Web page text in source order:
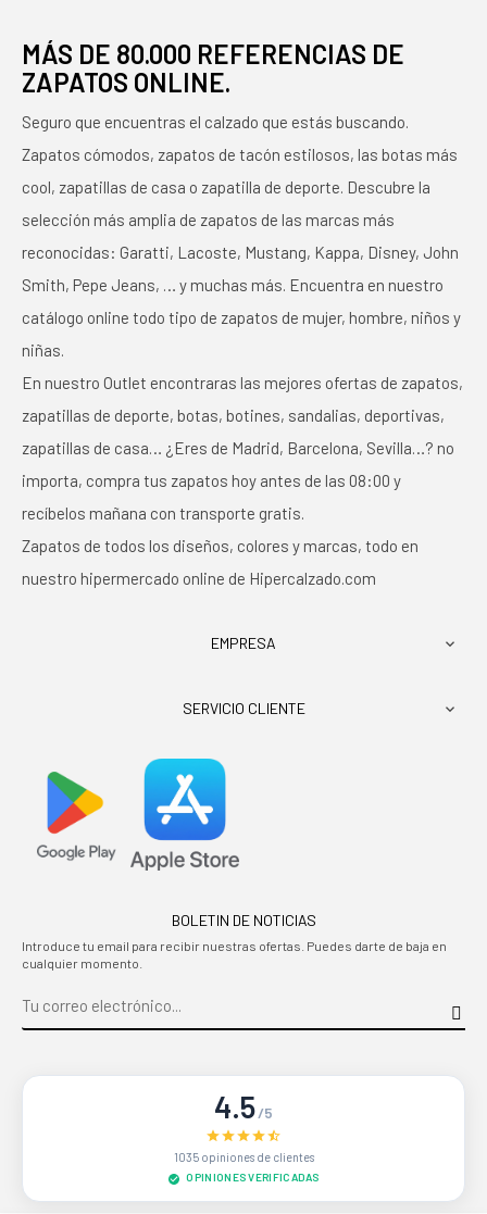
MÁS DE 80.000 REFERENCIAS DE
ZAPATOS ONLINE.
Seguro que encuentras el calzado que estás buscando.
Zapatos cómodos, zapatos de tacón estilosos, las botas más
cool, zapatillas de casa o zapatilla de deporte. Descubre la
selección más amplia de zapatos de las marcas más
reconocidas: Garatti, Lacoste, Mustang, Kappa, Disney, John
Smith, Pepe Jeans, … y muchas más. Encuentra en nuestro
catálogo online todo tipo de zapatos de mujer, hombre, niños y
niñas.
En nuestro Outlet encontraras las mejores ofertas de zapatos,
zapatillas de deporte, botas, botines, sandalias, deportivas,
zapatillas de casa… ¿Eres de Madrid, Barcelona, Sevilla…? no
importa, compra tus zapatos hoy antes de las 08:00 y
recíbelos mañana con transporte gratis.
Zapatos de todos los diseños, colores y marcas, todo en
nuestro hipermercado online de Hipercalzado.com
EMPRESA 
SERVICIO CLIENTE 
BOLETIN DE NOTICIAS
Introduce tu email para recibir nuestras ofertas. Puedes darte de baja en
cualquier momento.
4.5/5
1035 opiniones de clientes
OPINIONES VERIFICADAS